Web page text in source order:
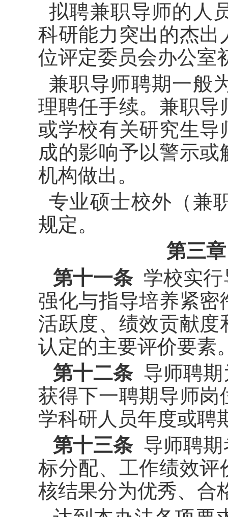
拟聘兼职导师的人
科研能力突出的杰
位评定委员会办公室
兼职导师聘期一般
理聘任手续。兼职
或学校有关研究生
成的影响予以警示
机构做出。
专业硕士校外（兼
规定。
第三章
第十一条 学校实
强化与指导培养紧
活跃度、绩效贡献
认定的主要评价要素
第十二条 导师聘
获得下一聘期导师
学科研人员年度或聘
第十三条 导师聘
标分配、工作绩效
核结果分为优秀、合